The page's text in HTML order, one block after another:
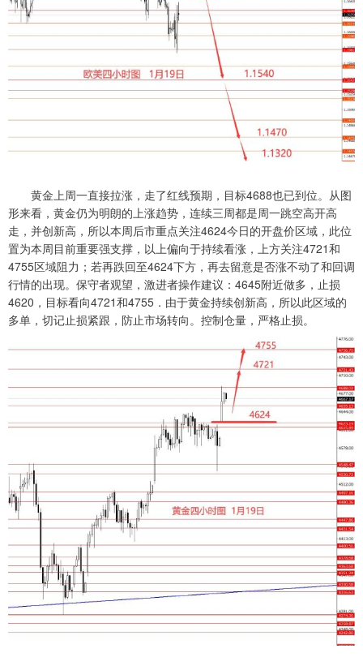
黄金上周一直接拉涨，走了红线预期，目标4688也已到位。从图
形来看，黄金仍为明朗的上涨趋势，连续三周都是周一跳空高开高
走，并创新高，所以本周后市重点关注4624今日的开盘价区域，此位
置为本周目前重要强支撑，以上偏向于持续看涨，上方关注4721和
4755区域阻力；若再跌回至4624下方，再去留意是否涨不动了和回调
行情的出现。保守者观望，激进者操作建议：4645附近做多，止损
4620，目标看向4721和4755．由于黄金持续创新高，所以此区域的
多单，切记止损紧跟，防止市场转向。控制仓量，严格止损。